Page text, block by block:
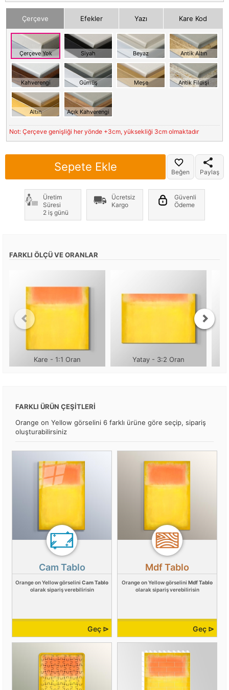
Çerçeve Efekler Yazı Kare Kod
Çerçeve Yok Siyah Beyaz Antik Altın
Kahverengi Gümüş Meşe Antik Fildişi
Altın Açık Kahverengi
Not: Çerçeve genişliği her yönde +3cm, yüksekliği 3cm olmaktadır
Sepete Ekle Beğen Paylaş
Üretim
Süresi
2 iş günü
Ücretsiz
Kargo
Güvenli
Ödeme
FARKLI ÖLÇÜ VE ORANLAR
Kare - 1:1 Oran Yatay - 3:2 Oran
FARKLI ÜRÜN ÇEŞİTLERİ
Orange on Yellow görselini 6 farklı ürüne göre seçip, sipariş
oluşturabilirsiniz
Cam Tablo
Orange on Yellow görselini Cam Tablo
olarak sipariş verebilirisin
Geç ⊳
Mdf Tablo
Orange on Yellow görselini Mdf Tablo
olarak sipariş verebilirisin
Geç ⊳